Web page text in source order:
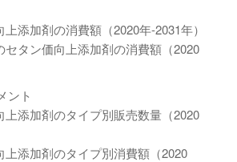
添加剤の消費額（2020年-2031年）
セタン価向上添加剤の消費額（2020
ント
上添加剤のタイプ別販売数量（2020
上添加剤のタイプ別消費額（2020